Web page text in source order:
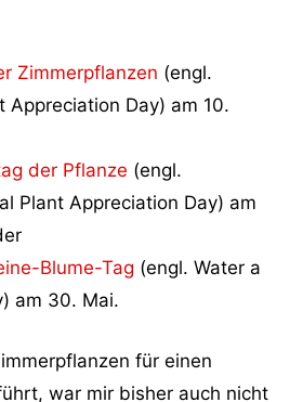
Zimmerpflanzen (engl.
Appreciation Day) am 10.
der Pflanze (engl.
Plant Appreciation Day) am
Blume-Tag (engl. Water a
am 30. Mai.
für einen
war mir bisher auch nicht